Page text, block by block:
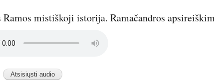
Ramos mistiškoji istorija. Ramačandros